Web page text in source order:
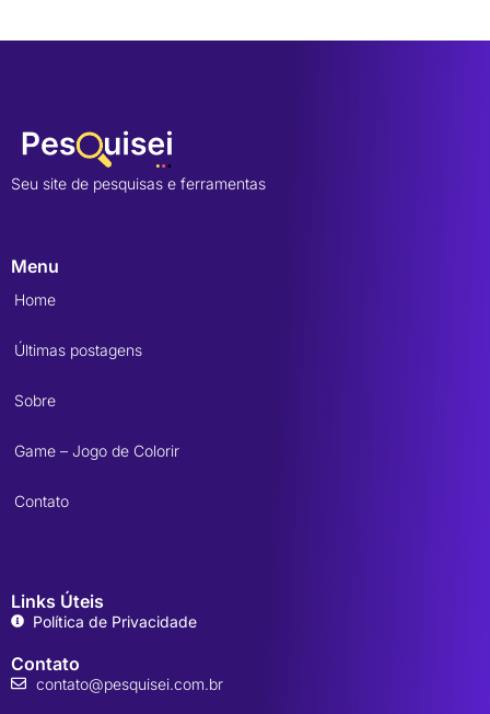
Seu site de pesquisas e ferramentas
Menu
Home
Últimas postagens
Sobre
Game – Jogo de Colorir
Contato
Links Úteis
Política de Privacidade
Contato
contato@pesquisei.com.br